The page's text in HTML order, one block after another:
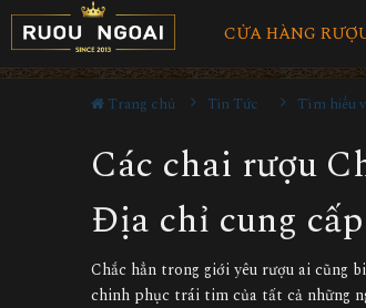
CỬA HÀNG
Trang chủ Tin Tức Tìm hiểu
Các chai rượu
Địa chỉ cung
Chắc hẳn trong giới yêu rượu ai cũng
chinh phục trái tim của tất cả những